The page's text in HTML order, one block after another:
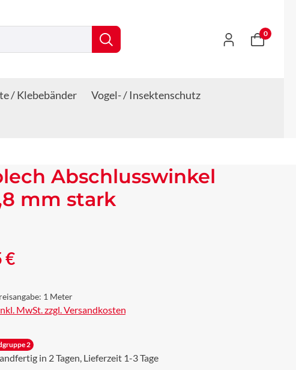
0
/ Klebebänder
Vogel- / Insektenschutz
Abschlusswinkel
mm stark
Preis:
€
1 Meter
MwSt. zzgl. Versandkosten
2
in 2 Tagen, Lieferzeit 1-3 Tage